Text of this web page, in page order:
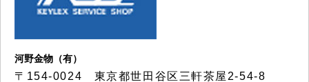
河野金物（有）
〒154-0024 東京都世田谷区三軒茶屋2-54-8